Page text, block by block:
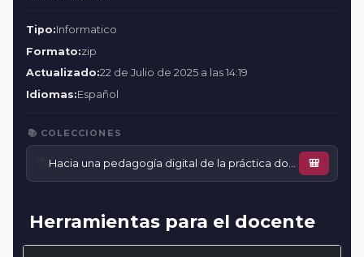
Tipo:Informatico
Formato:zip
Actualizado:22 de Julio de 2025 a las 14:19
Idiomas:Español
📚 COLECCIONES
🎒
Herramientas para el docente